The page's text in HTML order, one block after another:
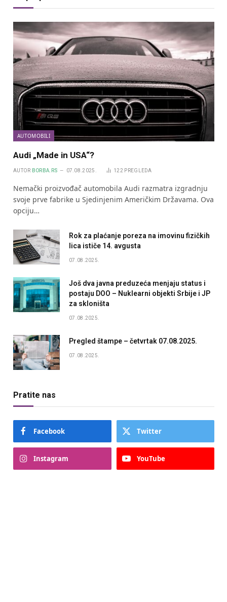
AUTOMOBILI
Audi „Made in USA“?
AUTOR BORBA.RS 07.08.2025. 122 PREGLEDA
Nemački proizvođač automobila Audi razmatra izgradnju
svoje prve fabrike u Sjedinjenim Američkim Državama. Ova
opciju…
Rok za plaćanje poreza na imovinu fizičkih
lica ističe 14. avgusta
07.08.2025.
Još dva javna preduzeća menjaju status i
postaju DOO – Nuklearni objekti Srbije i JP
za skloništa
07.08.2025.
Pregled štampe – četvrtak 07.08.2025.
07.08.2025.
Pratite nas
Facebook Twitter
Instagram YouTube